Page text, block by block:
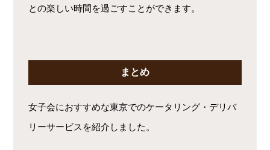
との楽しい時間を過ごすことができます。
まとめ
女子会におすすめな東京でのケータリング・デリバ
リーサービスを紹介しました。